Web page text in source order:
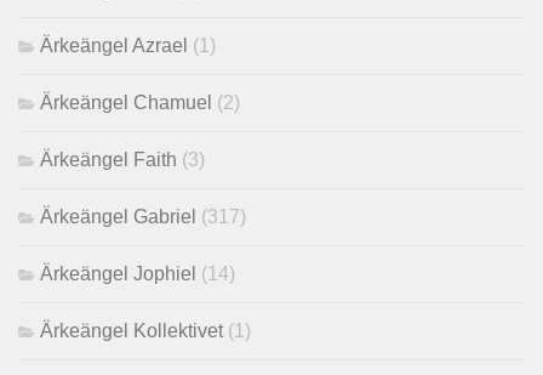
Ärkeängel Azrael (1)
Ärkeängel Chamuel (2)
Ärkeängel Faith (3)
Ärkeängel Gabriel (317)
Ärkeängel Jophiel (14)
Ärkeängel Kollektivet (1)